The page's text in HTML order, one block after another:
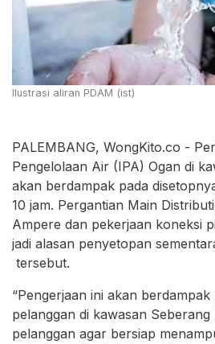
Ilustrasi aliran PDAM (ist)
PALEMBANG, WongKito.co -
Pengelolaan Air (IPA) Ogan di
akan berdampak pada
10 jam. Pergantian Main
Ampere dan pekerjaan koneksi
jadi alasan penyetopan
tersebut.
“Pengerjaan ini akan
pelanggan di kawasan
pelanggan agar bersiap